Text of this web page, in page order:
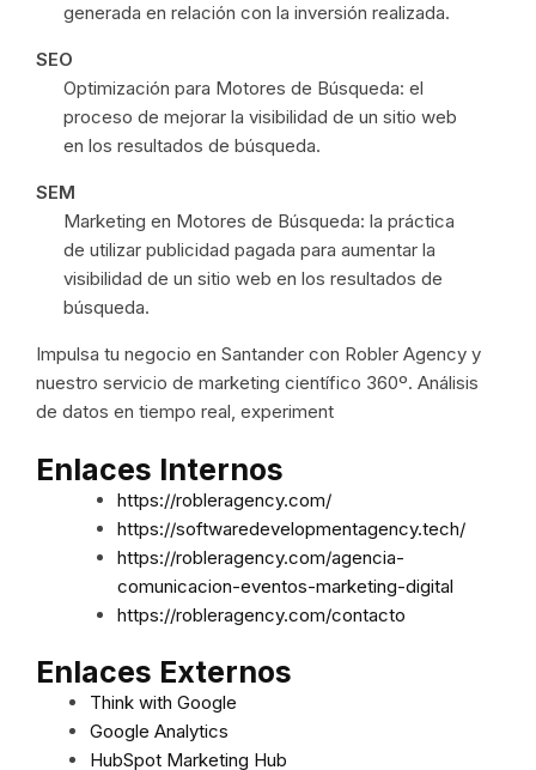
generada en relación con la inversión realizada.
SEO
Optimización para Motores de Búsqueda: el
proceso de mejorar la visibilidad de un sitio web
en los resultados de búsqueda.
SEM
Marketing en Motores de Búsqueda: la práctica
de utilizar publicidad pagada para aumentar la
visibilidad de un sitio web en los resultados de
búsqueda.
Impulsa tu negocio en Santander con Robler Agency y
nuestro servicio de marketing científico 360º. Análisis
de datos en tiempo real, experiment
Enlaces Internos
https://robleragency.com/
https://softwaredevelopmentagency.tech/
https://robleragency.com/agencia-
comunicacion-eventos-marketing-digital
https://robleragency.com/contacto
Enlaces Externos
Think with Google
Google Analytics
HubSpot Marketing Hub